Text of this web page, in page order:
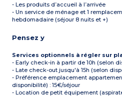
- Les produits d’accueil à l’arrivée
- Un service de ménage et 1
hebdomadaire (séjour 8 nuits et +)
Pensez y
Services optionnels à régler sur
- Early check-in à partir de 10h (selon
- Late check-out jusqu'à 15h (selon
- Préférence emplacement
disponibilité) : 15€/séjour
- Location de petit équipement